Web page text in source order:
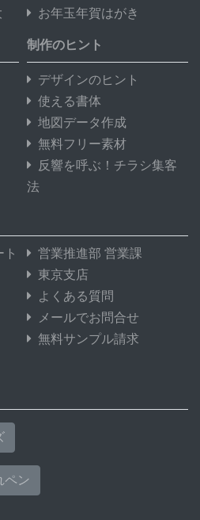
お年玉年賀はがき
制作のヒント
デザインのヒント
使える書体
地図データ作成
無料フリー素材
反響を呼ぶ！チラシ集客
法
営業推進部 営業課
東京支店
よくある質問
メールでお問合せ
無料サンプル請求
ペン